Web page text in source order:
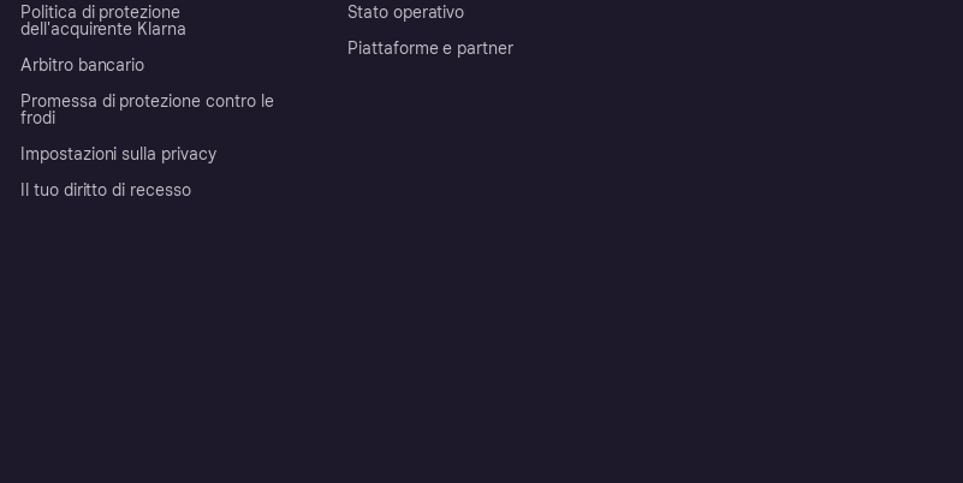
Politica di protezione
dell'acquirente Klarna
Arbitro bancario
Promessa di protezione contro le
frodi
Impostazioni sulla privacy
Il tuo diritto di recesso
Stato operativo
Piattaforme e partner